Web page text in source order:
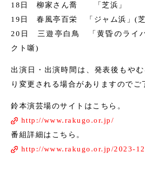
18日 柳家さん喬 「芝浜」
19日 春風亭百栄 「ジャム浜」(
20日 三遊亭白鳥 「黄昏のライ
クト噺)
出演日・出演時間は、発表後もや
り変更される場合がありますのでご
鈴本演芸場のサイトはこちら。
http://www.rakugo.or.jp/
番組詳細はこちら。
http://www.rakugo.or.jp/2023-